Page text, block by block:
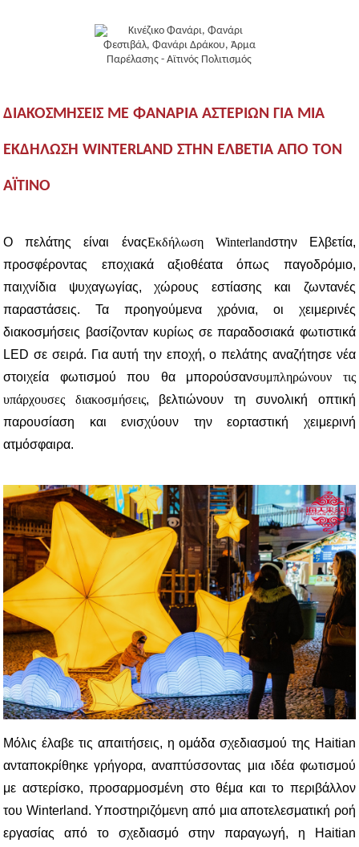
ΔΙΑΚΟΣΜΉΣΕΙΣ ΜΕ ΦΑΝΆΡΙΑ ΑΣΤΕΡΙΏΝ ΓΙΑ ΜΙΑ
ΕΚΔΉΛΩΣΗ WINTERLAND ΣΤΗΝ ΕΛΒΕΤΊΑ ΑΠΌ ΤΟΝ
ΑΪΤΙΝΌ
Ο πελάτης είναι έναςΕκδήλωση Winterlandστην Ελβετία,
προσφέροντας εποχιακά αξιοθέατα όπως παγοδρόμιο,
παιχνίδια ψυχαγωγίας, χώρους εστίασης και ζωντανές
παραστάσεις. Τα προηγούμενα χρόνια, οι χειμερινές
διακοσμήσεις βασίζονταν κυρίως σε παραδοσιακά φωτιστικά
LED σε σειρά. Για αυτή την εποχή, ο πελάτης αναζήτησε νέα
στοιχεία φωτισμού που θα μπορούσανσυμπληρώνουν τις
υπάρχουσες διακοσμήσεις, βελτιώνουν τη συνολική οπτική
παρουσίαση και ενισχύουν την εορταστική χειμερινή
ατμόσφαιρα.
Μόλις έλαβε τις απαιτήσεις, η ομάδα σχεδιασμού της Haitian
ανταποκρίθηκε γρήγορα, αναπτύσσοντας μια ιδέα φωτισμού
με αστερίσκο, προσαρμοσμένη στο θέμα και το περιβάλλον
του Winterland. Υποστηριζόμενη από μια αποτελεσματική ροή
εργασίας από το σχεδιασμό στην παραγωγή, η Haitian